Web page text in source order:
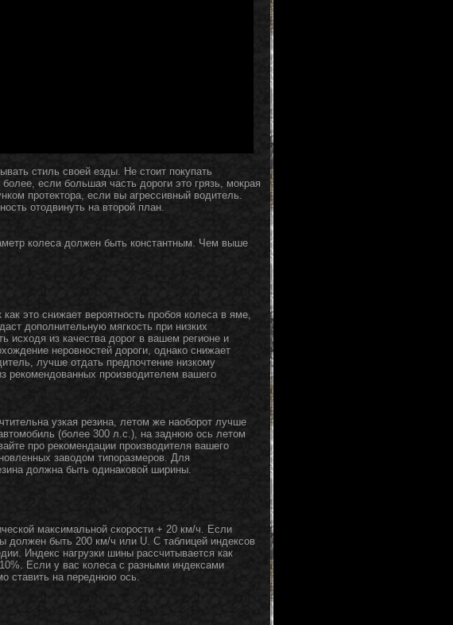
стиль своей езды. Не стоит покупать
если большая часть дороги это грязь, мокрая
протектора, если вы агрессивный водитель.
отодвинуть на второй план.
колеса должен быть константным. Чем выше
это снижает вероятность пробоя колеса в яме,
дополнительную мягкость при низких
исходя из качества дорог в вашем регионе и
неровностей дороги, однако снижает
лучше отдать предпочтение низкому
производителем вашего
узкая резина, летом же наоборот лучше
(более 300 л.с.), на заднюю ось летом
про рекомендации производителя вашего
заводом типоразмеров. Для
должна быть одинаковой ширины.
максимальной скорости + 20 км/ч. Если
должен быть 200 км/ч или U. С таблицей индексов
Индекс нагрузки шины рассчитывается как
Если у вас колеса с разными индексами
ставить на переднюю ось.